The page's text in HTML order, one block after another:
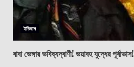
ইতিহাস
বাবা ভেঙ্গার ভবিষ্যদ্বাণী! ভয়াবহ যুদ্ধের পূর্বাভাস!